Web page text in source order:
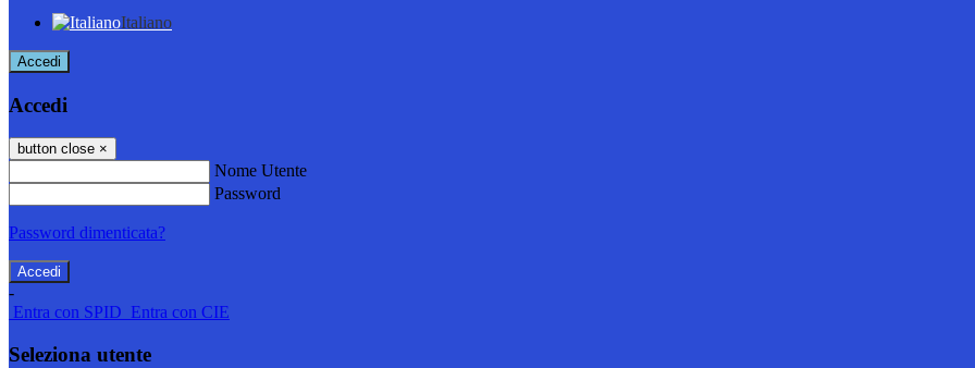
Italiano
Accedi
Accedi
button close ×
Nome Utente
Password
Password dimenticata?
-
Entra con SPID Entra con CIE
Seleziona utente